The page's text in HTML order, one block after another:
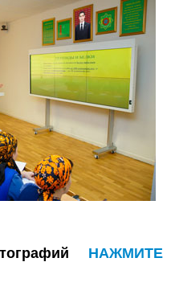
НАЖМИТЕ